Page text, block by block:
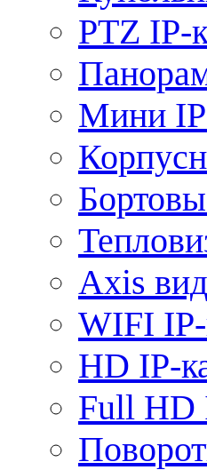
PTZ IP-
Мини
Axis
WIFI
HD IP-
Full HD